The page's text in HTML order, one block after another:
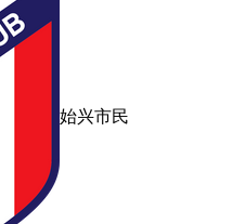
始兴市民